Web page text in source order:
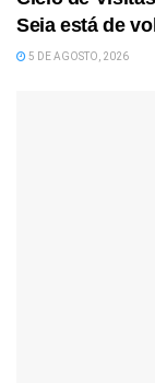
Seia está de
5 DE AGOSTO, 2026